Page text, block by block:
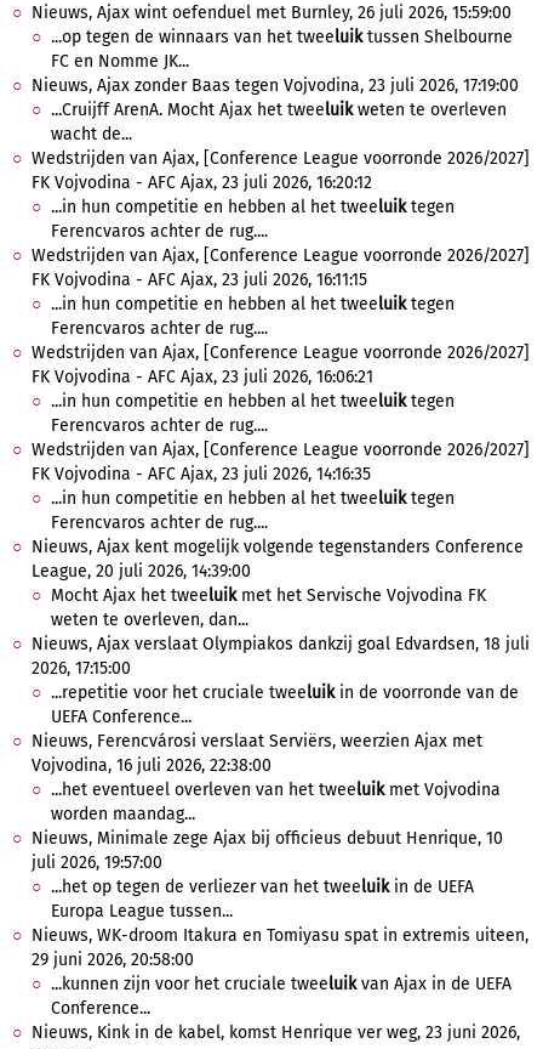
Nieuws, Ajax wint oefenduel met Burnley, 26 juli 2026, 15:59:00
...op tegen de winnaars van het tweeluiktussen Shelbourne
FC en Nomme JK...
Nieuws, Ajax zonder Baas tegen Vojvodina, 23 juli 2026, 17:19:00
...Cruijff ArenA. Mocht Ajax het tweeluikweten te overleven
wacht de...
Wedstrijden van Ajax, [Conference League voorronde 2026/2027]
FK Vojvodina - AFC Ajax, 23 juli 2026, 16:20:12
...in hun competitie en hebben al het tweeluiktegen
Ferencvaros achter de rug....
Wedstrijden van Ajax, [Conference League voorronde 2026/2027]
FK Vojvodina - AFC Ajax, 23 juli 2026, 16:11:15
...in hun competitie en hebben al het tweeluiktegen
Ferencvaros achter de rug....
Wedstrijden van Ajax, [Conference League voorronde 2026/2027]
FK Vojvodina - AFC Ajax, 23 juli 2026, 16:06:21
...in hun competitie en hebben al het tweeluiktegen
Ferencvaros achter de rug....
Wedstrijden van Ajax, [Conference League voorronde 2026/2027]
FK Vojvodina - AFC Ajax, 23 juli 2026, 14:16:35
...in hun competitie en hebben al het tweeluiktegen
Ferencvaros achter de rug....
Nieuws, Ajax kent mogelijk volgende tegenstanders Conference
League, 20 juli 2026, 14:39:00
Mocht Ajax het tweeluikmet het Servische Vojvodina FK
weten te overleven, dan...
Nieuws, Ajax verslaat Olympiakos dankzij goal Edvardsen, 18 juli
2026, 17:15:00
...repetitie voor het cruciale tweeluikin de voorronde van de
UEFA Conference...
Nieuws, Ferencvárosi verslaat Serviërs, weerzien Ajax met
Vojvodina, 16 juli 2026, 22:38:00
...het eventueel overleven van het tweeluikmet Vojvodina
worden maandag...
Nieuws, Minimale zege Ajax bij officieus debuut Henrique, 10
juli 2026, 19:57:00
...het op tegen de verliezer van het tweeluikin de UEFA
Europa League tussen...
Nieuws, WK-droom Itakura en Tomiyasu spat in extremis uiteen,
29 juni 2026, 20:58:00
...kunnen zijn voor het cruciale tweeluikvan Ajax in de UEFA
Conference...
Nieuws, Kink in de kabel, komst Henrique ver weg, 23 juni 2026,